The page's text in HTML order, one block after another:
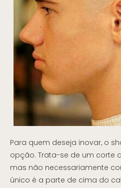
Para quem deseja inovar, o
opção. Trata-se de um corte
mas não necessariamente
único é a parte de cima do